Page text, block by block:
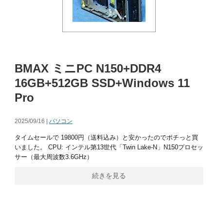
BMAX ミニPC N150+DDR4
16GB+512GB SSD+Windows 11
Pro
2025/09/16 | パソコン
タイムセールで 19800円（送料込み）と安かったのでポチっと買
いました。 CPU: インテル第13世代「Twin Lake-N」N150プロセッ
サー（最大周波数3.6GHz）
続きを見る